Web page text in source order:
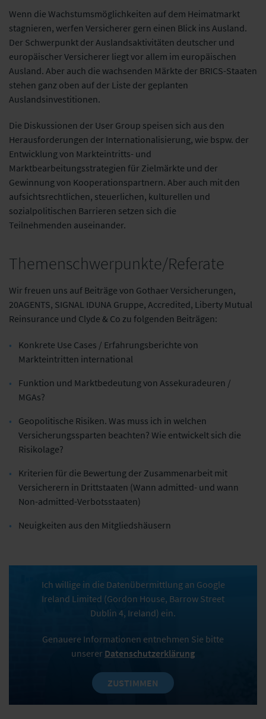
Wenn die Wachstumsmöglichkeiten auf dem Heimatmarkt
stagnieren, werfen Versicherer gern einen Blick ins Ausland.
Der Schwerpunkt der Auslandsaktivitäten deutscher und
europäischer Versicherer liegt vor allem im europäischen
Ausland. Aber auch die wachsenden Märkte der BRICS-Staaten
stehen ganz oben auf der Liste der geplanten
Auslandsinvestitionen.
Die Diskussionen der User Group speisen sich aus den
Herausforderungen der Internationalisierung, wie bspw. der
Entwicklung von Markteintritts- und
Marktbearbeitungsstrategien für Zielmärkte und der
Gewinnung von Kooperationspartnern. Aber auch mit den
aufsichtsrechtlichen, steuerlichen, kulturellen und
sozialpolitischen Barrieren setzen sich die
Teilnehmenden auseinander.
Themenschwerpunkte/Referate
Wir freuen uns auf Beiträge von Gothaer Versicherungen,
20AGENTS, SIGNAL IDUNA Gruppe, Accredited, Liberty Mutual
Reinsurance und Clyde & Co zu folgenden Beiträgen:
Konkrete Use Cases / Erfahrungsberichte von
Markteintritten international
Funktion und Marktbedeutung von Assekuradeuren /
MGAs?
Geopolitische Risiken. Was muss ich in welchen
Versicherungssparten beachten? Wie entwickelt sich die
Risikolage?
Kriterien für die Bewertung der Zusammenarbeit mit
Versicherern in Drittstaaten (Wann admitted- und wann
Non-admitted-Verbotsstaaten)
Neuigkeiten aus den Mitgliedshäusern
Ich willige in die Datenübermittlung an Google
Ireland Limited (Gordon House, Barrow Street
Dublin 4, Ireland) ein.
Genauere Informationen entnehmen Sie bitte
unserer Datenschutzerklärung
ZUSTIMMEN